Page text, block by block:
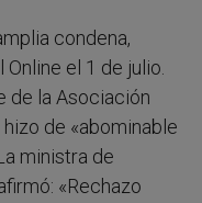
condena,
el 1 de julio.
de la Asociación
de «abominable
ministra de
«Rechazo